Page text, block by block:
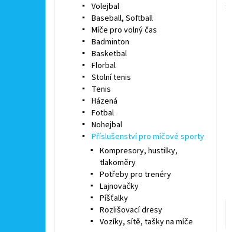
Volejbal
Baseball, Softball
Míče pro volný čas
Badminton
Basketbal
Florbal
Stolní tenis
Tenis
Házená
Fotbal
Nohejbal
Příslušenství pro míčové sporty
Kompresory, hustilky,
tlakoměry
Potřeby pro trenéry
Lajnovačky
Píšťalky
Rozlišovací dresy
Vozíky, sítě, tašky na míče